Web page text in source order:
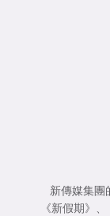
新傳媒集團
《新假期》 、